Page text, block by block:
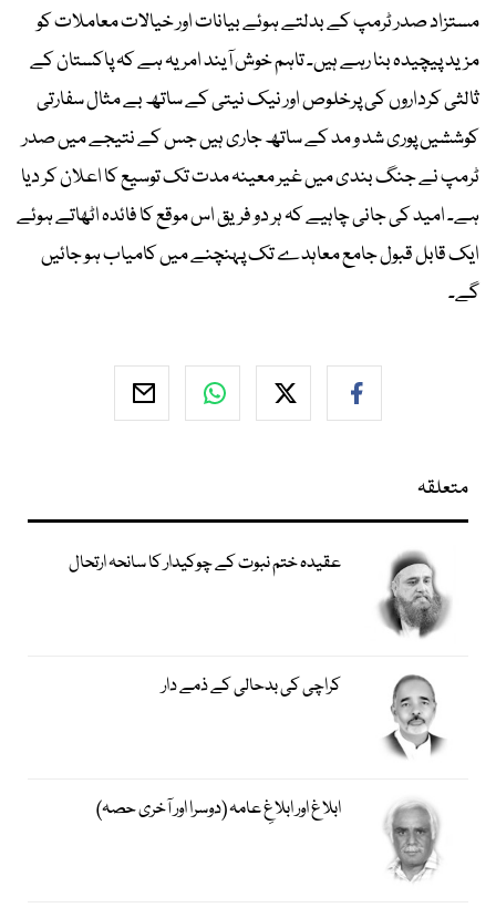
مستزاد صدر ٹرمپ کے بدلتے ہوئے بیانات اور خیالات معاملات کو
مزید پیچیدہ بنا رہے ہیں۔ تاہم خوش آیند امر یہ ہے کہ پاکستان کے
ثالثی کرداروں کی پرخلوص اور نیک نیتی کے ساتھ بے مثال سفارتی
کوششیں پوری شد و مد کے ساتھ جاری ہیں جس کے نتیجے میں صدر
ٹرمپ نے جنگ بندی میں غیر معینہ مدت تک توسیع کا اعلان کر دیا
ہے۔ امید کی جانی چاہیے کہ ہر دو فریق اس موقع کا فائدہ اٹھاتے ہوئے
ایک قابل قبول جامع معاہدے تک پہنچنے میں کامیاب ہو جائیں
گے۔
متعلقہ
عقیدہ ختم نبوت کے چوکیدار کا سانحہ ارتحال
کراچی کی بدحالی کے ذمے دار
ابلاغ اور ابلاغِ عامہ (دوسرا اور آخری حصہ)